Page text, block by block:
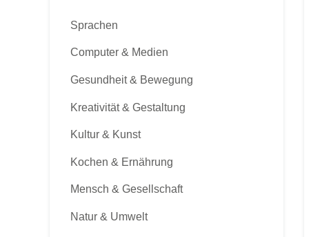
Sprachen
Computer & Medien
Gesundheit & Bewegung
Kreativität & Gestaltung
Kultur & Kunst
Kochen & Ernährung
Mensch & Gesellschaft
Natur & Umwelt